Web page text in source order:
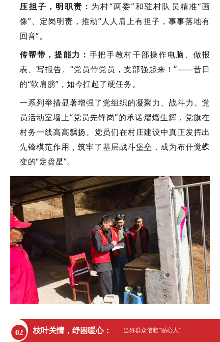
压担子，明职责： 为村“两委”和驻村队员精准“画
像”、定岗明责，推动“人人肩上有担子，事事落地有
回音”。
传帮带，提能力： 手把手教村干部操作电脑、做报
表、写报告。“党员带党员，支部强起来！”——昔日
的“软肩膀”，如今扛起了硬任务。
一系列举措显著增强了党组织的凝聚力、战斗力。党
员活动室墙上“党员先锋岗”的承诺熠熠生辉，党旗在
村务一线高高飘扬。党员们在村庄建设中真正发挥出
先锋模范作用，筑牢了基层战斗堡垒，成为布什觉蝶
变的“定盘星”。
02 枝叶关情，纾困暖心： 当好群众信赖“贴心人”